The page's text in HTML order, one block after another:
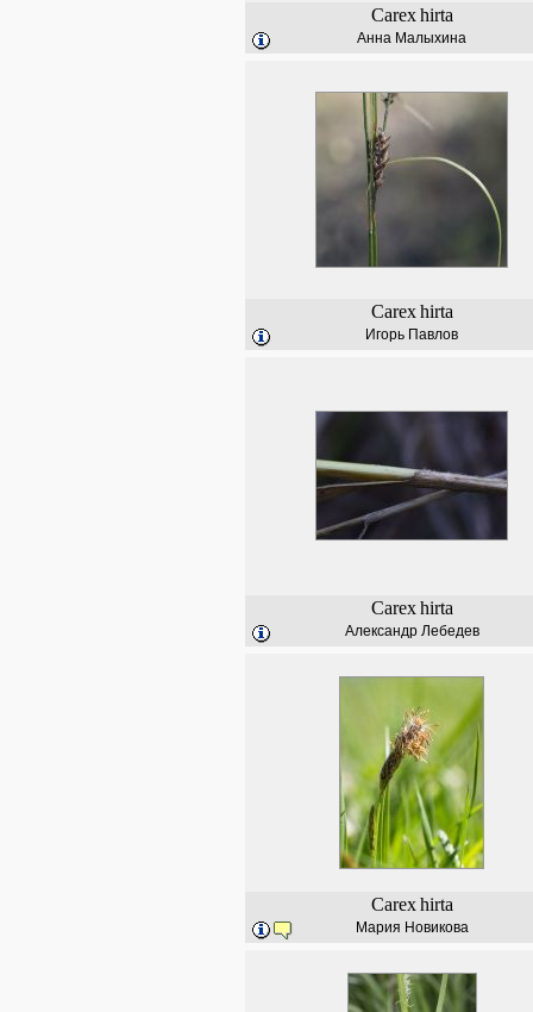
Carex hirta
Анна Малыхина
Carex hirta
Игорь Павлов
Carex hirta
Александр Лебедев
Carex hirta
Мария Новикова